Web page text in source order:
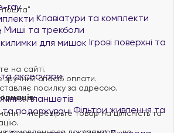
ray
Клавіатури та комплекти
Миші та трекболи
Ігрові поверхні та
аксесуари
планшетів
Фільтри живлення та
пошта"
на сайті.
спосіб оплати.
посилку за адресою.
- перевірьте товар на цілісність та